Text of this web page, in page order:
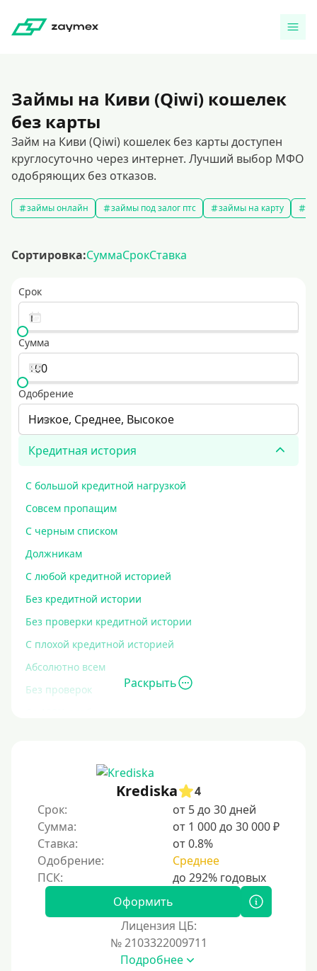
Займы на Киви (Qiwi) кошелек
без карты
Займ на Киви (Qiwi) кошелек без карты доступен
круглосуточно через интернет. Лучший выбор МФО
одобряющих без отказов.
займы онлайн займы под залог птс займы на карту
Сортировка:СуммаСрокСтавка
Срок
Сумма
Одобрение
Низкое, Среднее, Высокое
Кредитная история
С большой кредитной нагрузкой
Совсем пропащим
С черным списком
Должникам
С любой кредитной историей
Без кредитной истории
Без проверки кредитной истории
С плохой кредитной историей
Абсолютно всем
Без проверок
С просрочками
Залог
Под залог ПТС
Без залога
Под залог недвижимости
Под ПТС по доверенности
Раскрыть
Krediska
4
Срок:
от 5 до 30 дней
Сумма:
от 1 000 до 30 000 ₽
Ставка:
от 0.8%
Одобрение:
Среднее
Оформить
Лицензия ЦБ:
№ 2103322009711
Подробнее